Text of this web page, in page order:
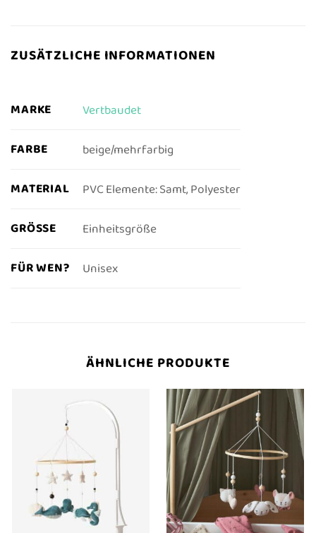
ZUSÄTZLICHE INFORMATIONEN
MARKE Vertbaudet
FARBE beige/mehrfarbig
MATERIAL PVC Elemente: Samt, Polyester
GRÖSSE Einheitsgröße
FÜR WEN? Unisex
ÄHNLICHE PRODUKTE